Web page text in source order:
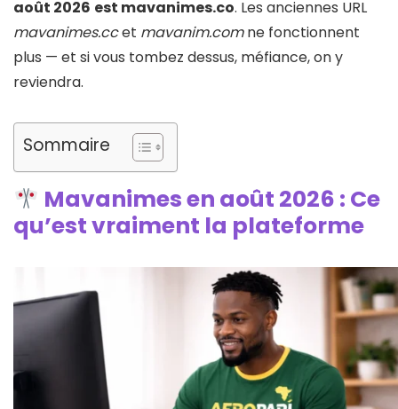
août 2026 est mavanimes.co. Les anciennes URL
mavanimes.ccet mavanim.comne fonctionnent
plus — et si vous tombez dessus, méfiance, on y
reviendra.
Sommaire
Mavanimes en août 2026 : Ce
qu’est vraiment la plateforme